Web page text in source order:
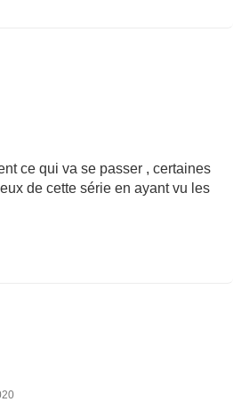
ce qui va se passer , certaines
de cette série en ayant vu les